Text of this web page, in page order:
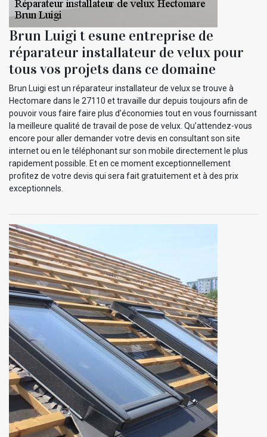
Brun Luigi t esune entreprise de
réparateur installateur de velux pour
tous vos projets dans ce domaine
Brun Luigi est un réparateur installateur de velux se trouve à
Hectomare dans le 27110 et travaille dur depuis toujours afin de
pouvoir vous faire faire plus d’économies tout en vous fournissant
la meilleure qualité de travail de pose de velux. Qu’attendez-vous
encore pour aller demander votre devis en consultant son site
internet ou en le téléphonant sur son mobile directement le plus
rapidement possible. Et en ce moment exceptionnellement
profitez de votre devis qui sera fait gratuitement et à des prix
exceptionnels.